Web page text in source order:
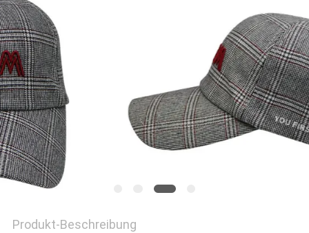
SITEMAP
PRIVACY
POLICY
Produkt-Beschreibung